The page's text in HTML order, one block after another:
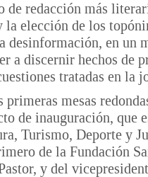
de redacción más
elección de los
desinformación, en un
a discernir hechos de
tratadas en la
mesas
de inauguración, que
Turismo, Deporte y
de la Fundación
y del